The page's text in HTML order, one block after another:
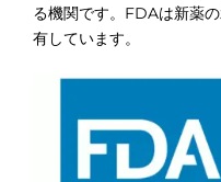
る機関です。FDAは新薬
有しています。